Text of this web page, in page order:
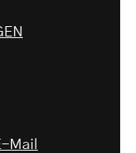
Mail